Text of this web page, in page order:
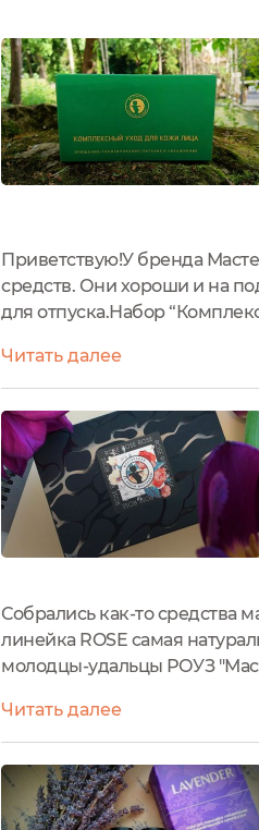
Приветствую!У бренда
средств. Они хороши и на
для отпуска.Набор
собой в отпуск.Купить его
Читать далее
Собрались как-то средства
линейка ROSE самая
молодцы-удальцы РОУЗ
красотой пышет каждый
Читать далее